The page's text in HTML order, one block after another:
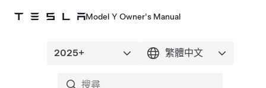
Model Y Owner's Manual